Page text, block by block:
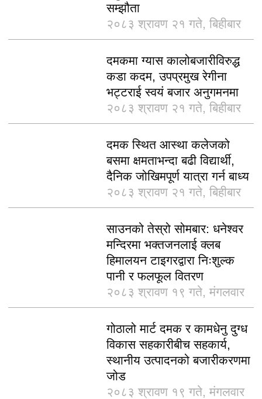
सम्झौता
२०८३ श्रावण २१ गते, बिहीबार
दमकमा ग्यास कालोबजारीविरुद्ध
कडा कदम, उपप्रमुख रेगीना
भट्टराई स्वयं बजार अनुगमनमा
२०८३ श्रावण २१ गते, बिहीबार
दमक स्थित आस्था कलेजको
बसमा क्षमताभन्दा बढी विद्यार्थी,
दैनिक जोखिमपूर्ण यात्रा गर्न बाध्य
२०८३ श्रावण २१ गते, बिहीबार
साउनको तेस्रो सोमबार: धनेश्वर
मन्दिरमा भक्तजनलाई क्लब
हिमालयन टाइगरद्वारा निःशुल्क
पानी र फलफूल वितरण
२०८३ श्रावण १९ गते, मंगलवार
गोठालो मार्ट दमक र कामधेनु दुग्ध
विकास सहकारीबीच सहकार्य,
स्थानीय उत्पादनको बजारीकरणमा
जोड
२०८३ श्रावण १९ गते, मंगलवार